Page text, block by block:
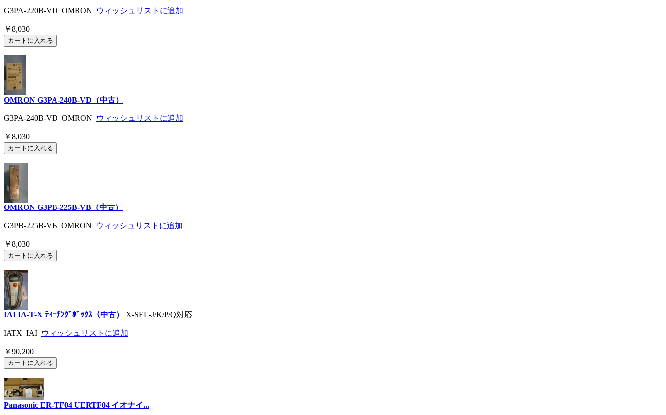
G3PA-220B-VD OMRON ウィッシュリストに追加
￥8,030
OMRON G3PA-240B-VD（中古）
G3PA-240B-VD OMRON ウィッシュリストに追加
￥8,030
OMRON G3PB-225B-VB（中古）
G3PB-225B-VB OMRON ウィッシュリストに追加
￥8,030
IAI IA-T-X ﾃｨｰﾁﾝｸﾞﾎﾞｯｸｽ（中古） X-SEL-J/K/P/Q対応
IATX IAI ウィッシュリストに追加
￥90,200
Panasonic ER-TF04 UERTF04 イオナイ...